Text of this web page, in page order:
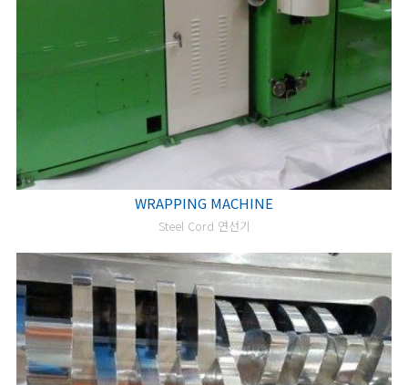
WRAPPING MACHINE
Steel Cord 연선기